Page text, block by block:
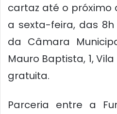
cartaz até o próximo
a sexta-feira, das 8h
da Câmara
Mauro Baptista, 1,
gratuita.
Parceria entre a